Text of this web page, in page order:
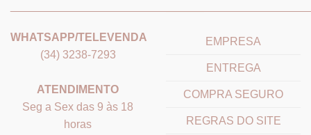
WHATSAPP/TELEVENDA
(34) 3238-7293
ATENDIMENTO
Seg a Sex das 9 às 18
horas
EMPRESA
ENTREGA
COMPRA SEGURO
REGRAS DO SITE